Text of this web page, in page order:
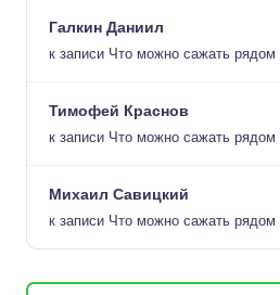
Галкин Даниил
к записи Что можно сажать рядом
Тимофей Краснов
к записи Что можно сажать рядом
Михаил Савицкий
к записи Что можно сажать рядом